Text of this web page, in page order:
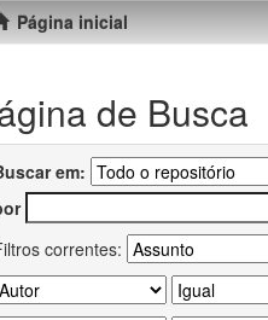
Página inicial
de Busca
em:
correntes: